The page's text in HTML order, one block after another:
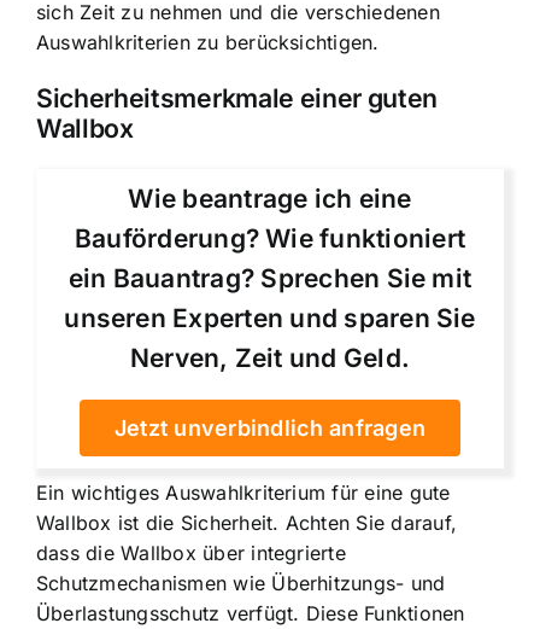
sich Zeit zu nehmen und die verschiedenen
Auswahlkriterien zu berücksichtigen.
Sicherheitsmerkmale einer guten
Wallbox
Wie beantrage ich eine
Bauförderung? Wie funktioniert
ein Bauantrag? Sprechen Sie mit
unseren Experten und sparen Sie
Nerven, Zeit und Geld.
Jetzt unverbindlich anfragen
Ein wichtiges Auswahlkriterium für eine gute
Wallbox ist die Sicherheit. Achten Sie darauf,
dass die Wallbox über integrierte
Schutzmechanismen wie Überhitzungs- und
Überlastungsschutz verfügt. Diese Funktionen